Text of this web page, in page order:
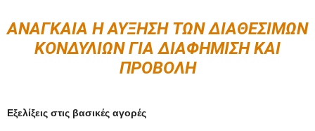
ΑΝΑΓΚΑΊΑ Η ΑΎΞΗΣΗ ΤΩΝ ΔΙΑΘΈΣΙΜΩΝ
ΚΟΝΔΥΛΊΩΝ ΓΙΑ ΔΙΑΦΉΜΙΣΗ ΚΑΙ
ΠΡΟΒΟΛΉ
Εξελίξεις στις βασικές αγορές